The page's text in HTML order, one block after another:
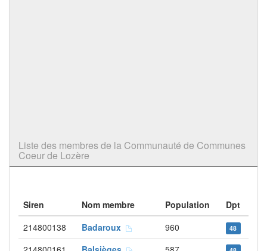
Liste des membres de la Communauté de Communes
Coeur de Lozère
Siren Nom membre Population
Dpt
214800138
Badaroux 960 48